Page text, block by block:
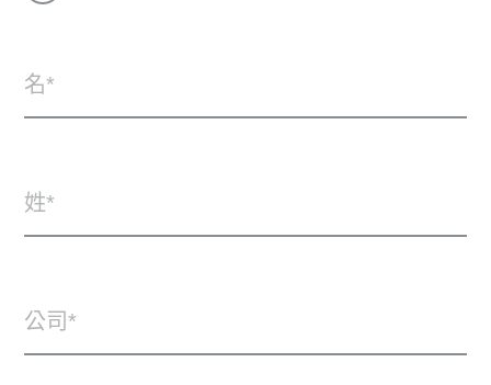
名
姓
公司